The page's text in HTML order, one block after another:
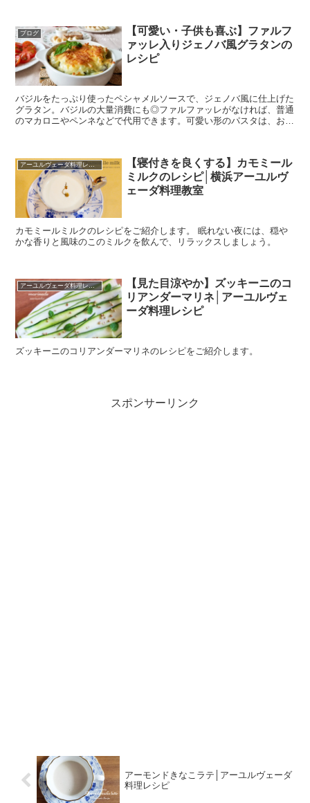
ブログ
【可愛い・子供も喜ぶ】ファルフ
ァッレ入りジェノバ風グラタンの
レシピ
バジルをたっぷり使ったペシャメルソースで、ジェノバ風に仕上げた
グラタン。バジルの大量消費にも◎ファルファッレがなければ、普通
のマカロニやペンネなどで代用できます。可愛い形のパスタは、お子
アーユルヴェーダ料理レシピ
【寝付きを良くする】カモミール
ミルクのレシピ│横浜アーユルヴ
ェーダ料理教室
カモミールミルクのレシピをご紹介します。 眠れない夜には、穏や
かな香りと風味のこのミルクを飲んで、リラックスしましょう。
アーユルヴェーダ料理レシピ
【見た目涼やか】ズッキーニのコ
リアンダーマリネ│アーユルヴェ
ーダ料理レシピ
ズッキーニのコリアンダーマリネのレシピをご紹介します。
スポンサーリンク
アーモンドきなこラテ│アーユルヴェーダ
料理レシピ